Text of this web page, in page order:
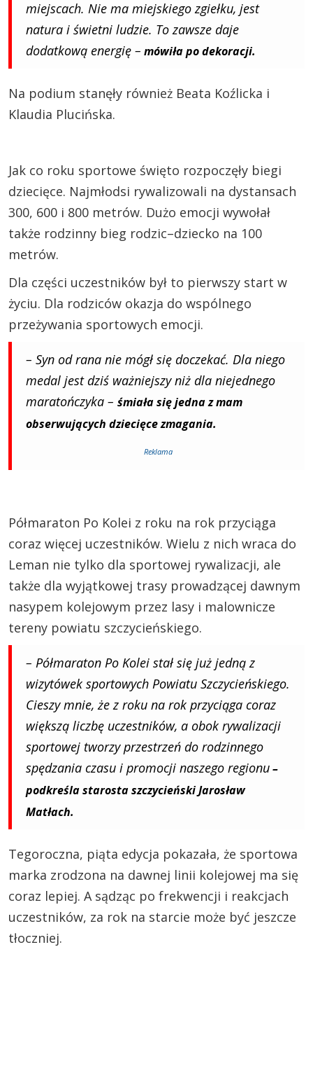
miejscach. Nie ma miejskiego zgiełku, jest
natura i świetni ludzie. To zawsze daje
dodatkową energię – mówiła po dekoracji.
Na podium stanęły również Beata Koźlicka i
Klaudia Plucińska.
Jak co roku sportowe święto rozpoczęły biegi
dziecięce. Najmłodsi rywalizowali na dystansach
300, 600 i 800 metrów. Dużo emocji wywołał
także rodzinny bieg rodzic–dziecko na 100
metrów.
Dla części uczestników był to pierwszy start w
życiu. Dla rodziców okazja do wspólnego
przeżywania sportowych emocji.
– Syn od rana nie mógł się doczekać. Dla niego
medal jest dziś ważniejszy niż dla niejednego
maratończyka – śmiała się jedna z mam
obserwujących dziecięce zmagania.
Reklama
Półmaraton Po Kolei z roku na rok przyciąga
coraz więcej uczestników. Wielu z nich wraca do
Leman nie tylko dla sportowej rywalizacji, ale
także dla wyjątkowej trasy prowadzącej dawnym
nasypem kolejowym przez lasy i malownicze
tereny powiatu szczycieńskiego.
– Półmaraton Po Kolei stał się już jedną z
wizytówek sportowych Powiatu Szczycieńskiego.
Cieszy mnie, że z roku na rok przyciąga coraz
większą liczbę uczestników, a obok rywalizacji
sportowej tworzy przestrzeń do rodzinnego
spędzania czasu i promocji naszego regionu–
podkreśla starosta szczycieński Jarosław
Matłach.
Tegoroczna, piąta edycja pokazała, że sportowa
marka zrodzona na dawnej linii kolejowej ma się
coraz lepiej. A sądząc po frekwencji i reakcjach
uczestników, za rok na starcie może być jeszcze
tłoczniej.